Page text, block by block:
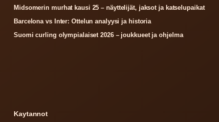
Midsomerin murhat kausi 25 – näyttelijät, jaksot ja katselupaikat
Barcelona vs Inter: Ottelun analyysi ja historia
Suomi curling olympialaiset 2026 – joukkueet ja ohjelma
Kaytannot